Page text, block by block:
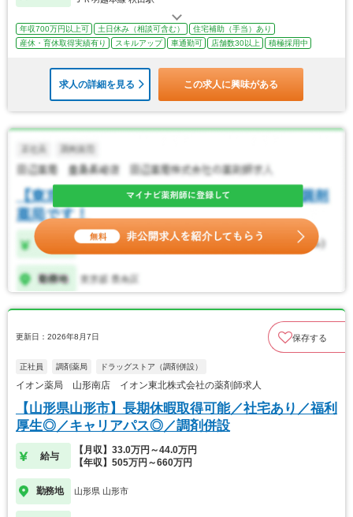
年収700万円以上可 土日休み（相談可含む）
住宅補助（手当）あり
産休・育休取得実績有り
スキルアップ 車通勤可 店舗数30以上 積極採用中
求人の詳細を見る この求人に興味がある
更新日：2026年8月7日 保存する
正社員 調剤薬局 ドラッグストア（調剤併設）
イオン薬局 山形南店 イオン東北株式会社の薬剤師求人
【山形県山形市】長期休暇取得可能／社宅あり／福利
厚生◎／キャリアパス◎／調剤併設
給与
【月収】33.0万円～44.0万円
【年収】505万円～660万円
勤務地 山形県 山形市